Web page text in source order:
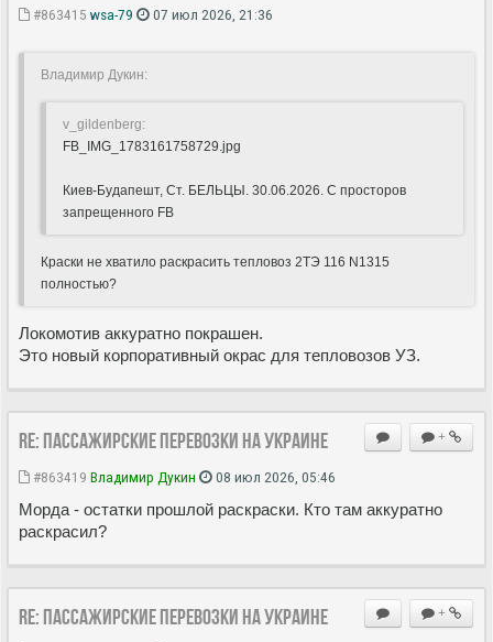
#863415 wsa-79 07 июл 2026, 21:36
Владимир Дукин:
v_gildenberg:
FB_IMG_1783161758729.jpg
Киев-Будапешт, Ст. БЕЛЬЦЫ. 30.06.2026. С просторов
запрещенного FB
Краски не хватило раскрасить тепловоз 2ТЭ 116 N1315
полностью?
Локомотив аккуратно покрашен.
Это новый корпоративный окрас для тепловозов УЗ.
+
Re: Пассажирские перевозки на Украине
#863419 Владимир Дукин 08 июл 2026, 05:46
Морда - остатки прошлой раскраски. Кто там аккуратно
раскрасил?
+
Re: Пассажирские перевозки на Украине